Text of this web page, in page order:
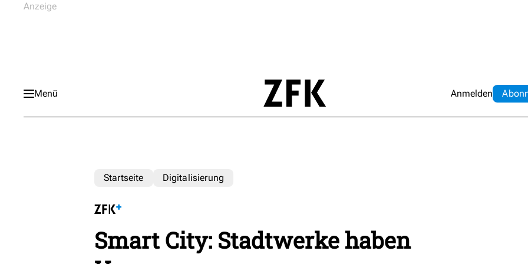
Menü Anmelden Abo
Startseite Digitalisierung
Smart City: Stadtwerke haben